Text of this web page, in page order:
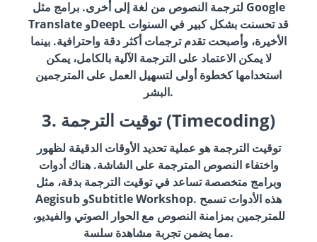
لترجمة النصوص من لغة إلى أخرى. برامج مثل Google
Translate وDeepL قد تحسنت بشكل كبير في السنوات
الأخيرة، وأصبحت تقدم ترجمات أكثر دقة واحترافية. بينما
لا يمكن الاعتماد على الترجمة الآلية بالكامل، يمكن
استخدامها كخطوة أولى لتسهيل العمل على المترجمين
البشر.
3. توقيت الترجمة (Timecoding)
توقيت الترجمة هو عملية تحديد الأوقات الدقيقة لظهور
واختفاء النصوص المترجمة على الشاشة. هناك أدوات
وبرامج متخصصة تساعد في توقيت الترجمة بدقة، مثل
Aegisub وSubtitle Workshop. هذه الأدوات تسمح
للمترجمين بمزامنة النصوص مع الحوار الصوتي والفيديو،
مما يضمن تجربة مشاهدة سلسة.